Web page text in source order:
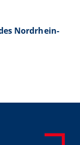
Nordrhein-